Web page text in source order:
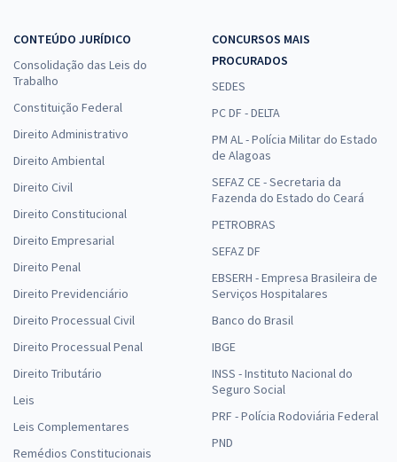
CONTEÚDO JURÍDICO
Consolidação das Leis do
Trabalho
Constituição Federal
Direito Administrativo
Direito Ambiental
Direito Civil
Direito Constitucional
Direito Empresarial
Direito Penal
Direito Previdenciário
Direito Processual Civil
Direito Processual Penal
Direito Tributário
Leis
Leis Complementares
Remédios Constitucionais
CONCURSOS MAIS
PROCURADOS
SEDES
PC DF - DELTA
PM AL - Polícia Militar do Estado
de Alagoas
SEFAZ CE - Secretaria da
Fazenda do Estado do Ceará
PETROBRAS
SEFAZ DF
EBSERH - Empresa Brasileira de
Serviços Hospitalares
Banco do Brasil
IBGE
INSS - Instituto Nacional do
Seguro Social
PRF - Polícia Rodoviária Federal
PND